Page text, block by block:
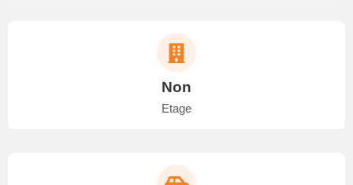
Non
Etage